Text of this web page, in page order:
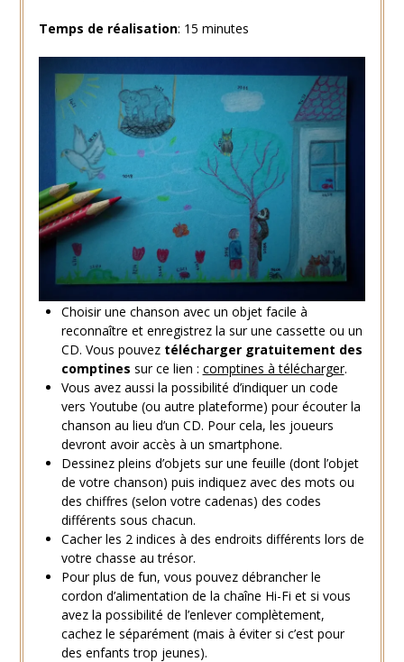
Temps de réalisation: 15 minutes
Choisir une chanson avec un objet facile à
reconnaître et enregistrez la sur une cassette ou un
CD. Vous pouvez télécharger gratuitement des
comptines sur ce lien : comptines à télécharger.
Vous avez aussi la possibilité d’indiquer un code
vers Youtube (ou autre plateforme) pour écouter la
chanson au lieu d’un CD. Pour cela, les joueurs
devront avoir accès à un smartphone.
Dessinez pleins d’objets sur une feuille (dont l’objet
de votre chanson) puis indiquez avec des mots ou
des chiffres (selon votre cadenas) des codes
différents sous chacun.
Cacher les 2 indices à des endroits différents lors de
votre chasse au trésor.
Pour plus de fun, vous pouvez débrancher le
cordon d’alimentation de la chaîne Hi-Fi et si vous
avez la possibilité de l’enlever complètement,
cachez le séparément (mais à éviter si c’est pour
des enfants trop jeunes).